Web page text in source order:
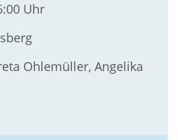
Uhr
Ohlemüller, Angelika